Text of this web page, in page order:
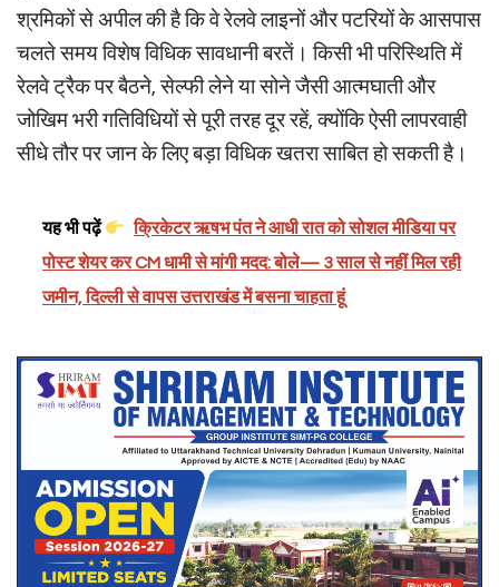
श्रमिकों से अपील की है कि वे रेलवे लाइनों और पटरियों के आसपास
चलते समय विशेष विधिक सावधानी बरतें। किसी भी परिस्थिति में
रेलवे ट्रैक पर बैठने, सेल्फी लेने या सोने जैसी आत्मघाती और
जोखिम भरी गतिविधियों से पूरी तरह दूर रहें, क्योंकि ऐसी लापरवाही
सीधे तौर पर जान के लिए बड़ा विधिक खतरा साबित हो सकती है।
यह भी पढ़ें
क्रिकेटर ऋषभ पंत ने आधी रात को सोशल मीडिया पर
पोस्ट शेयर कर CM धामी से मांगी मदद: बोले— 3 साल से नहीं मिल रही
जमीन, दिल्ली से वापस उत्तराखंड में बसना चाहता हूं